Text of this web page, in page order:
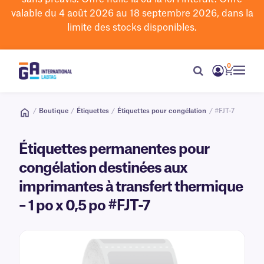
valable du 4 août 2026 au 18 septembre 2026, dans la
limite des stocks disponibles.
0
/ Boutique / Étiquettes / Étiquettes pour congélation / #FJT-7
Étiquettes permanentes pour
congélation destinées aux
imprimantes à transfert thermique
– 1 po x 0,5 po #FJT-7